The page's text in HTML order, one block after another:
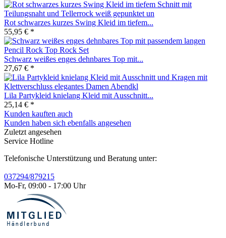
Rot schwarzes kurzes Swing Kleid im tiefem...
55,95 € *
Schwarz weißes enges dehnbares Top mit...
27,67 € *
Lila Partykleid knielang Kleid mit Ausschnitt...
25,14 € *
Kunden kauften auch
Kunden haben sich ebenfalls angesehen
Zuletzt angesehen
Service Hotline
Telefonische Unterstützung und Beratung unter:
037294/879215
Mo-Fr, 09:00 - 17:00 Uhr